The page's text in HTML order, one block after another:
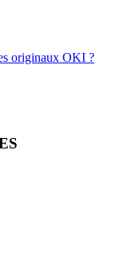
originaux OKI ?